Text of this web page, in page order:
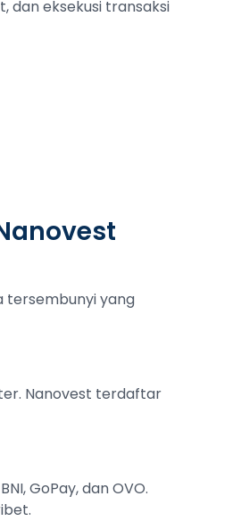
dan eksekusi transaksi
tersembunyi yang
Nanovest terdaftar
GoPay, dan OVO.